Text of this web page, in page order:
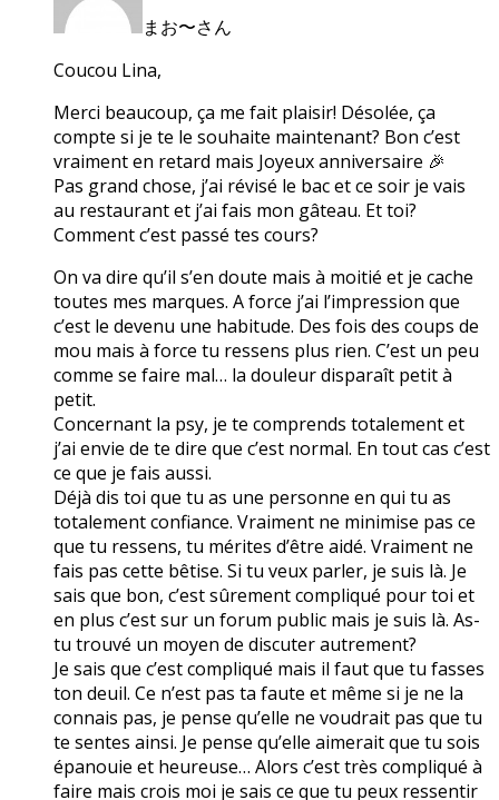
まお〜さん
Coucou Lina,
Merci beaucoup, ça me fait plaisir! Désolée, ça
compte si je te le souhaite maintenant? Bon c’est
vraiment en retard mais Joyeux anniversaire 🎉
Pas grand chose, j’ai révisé le bac et ce soir je vais
au restaurant et j’ai fais mon gâteau. Et toi?
Comment c’est passé tes cours?
On va dire qu’il s’en doute mais à moitié et je cache
toutes mes marques. A force j’ai l’impression que
c’est le devenu une habitude. Des fois des coups de
mou mais à force tu ressens plus rien. C’est un peu
comme se faire mal… la douleur disparaît petit à
petit.
Concernant la psy, je te comprends totalement et
j’ai envie de te dire que c’est normal. En tout cas c’est
ce que je fais aussi.
Déjà dis toi que tu as une personne en qui tu as
totalement confiance. Vraiment ne minimise pas ce
que tu ressens, tu mérites d’être aidé. Vraiment ne
fais pas cette bêtise. Si tu veux parler, je suis là. Je
sais que bon, c’est sûrement compliqué pour toi et
en plus c’est sur un forum public mais je suis là. As-
tu trouvé un moyen de discuter autrement?
Je sais que c’est compliqué mais il faut que tu fasses
ton deuil. Ce n’est pas ta faute et même si je ne la
connais pas, je pense qu’elle ne voudrait pas que tu
te sentes ainsi. Je pense qu’elle aimerait que tu sois
épanouie et heureuse… Alors c’est très compliqué à
faire mais crois moi je sais ce que tu peux ressentir